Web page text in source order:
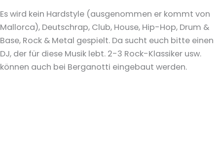
Es wird kein Hardstyle (ausgenommen er kommt von
Mallorca), Deutschrap, Club, House, Hip-Hop, Drum &
Base, Rock & Metal gespielt. Da sucht euch bitte einen
DJ, der für diese Musik lebt. 2-3 Rock-Klassiker usw.
können auch bei Berganotti eingebaut werden.